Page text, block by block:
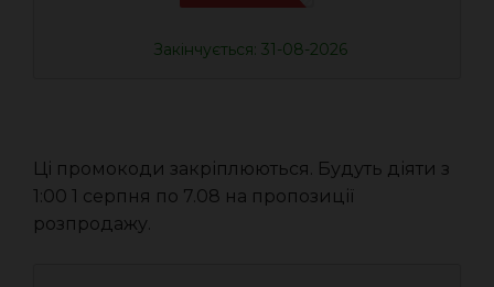
Закінчується: 31-08-2026
Ці промокоди закріплюються. Будуть діяти з
1:00 1 серпня по 7.08 на пропозиції
розпродажу.